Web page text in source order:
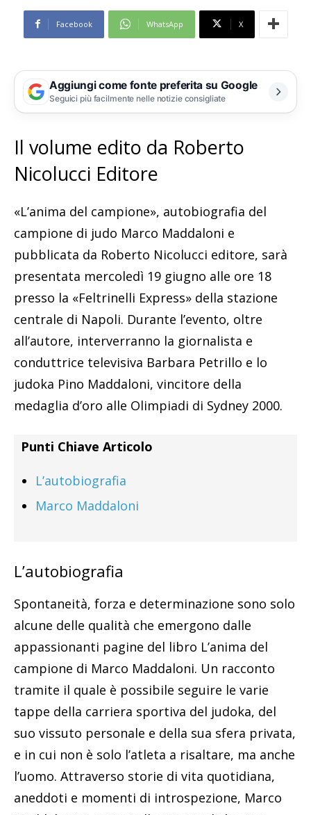
Facebook WhatsApp X
Aggiungi come fonte preferita su Google
Seguici più facilmente nelle notizie consigliate
Il volume edito da Roberto
Nicolucci Editore
«L’anima del campione», autobiografia del
campione di judo Marco Maddaloni e
pubblicata da Roberto Nicolucci editore, sarà
presentata mercoledì 19 giugno alle ore 18
presso la «Feltrinelli Express» della stazione
centrale di Napoli. Durante l’evento, oltre
all’autore, interverranno la giornalista e
conduttrice televisiva Barbara Petrillo e lo
judoka Pino Maddaloni, vincitore della
medaglia d’oro alle Olimpiadi di Sydney 2000.
Punti Chiave Articolo
L’autobiografia
Marco Maddaloni
L’autobiografia
Spontaneità, forza e determinazione sono solo
alcune delle qualità che emergono dalle
appassionanti pagine del libro L’anima del
campione di Marco Maddaloni. Un racconto
tramite il quale è possibile seguire le varie
tappe della carriera sportiva del judoka, del
suo vissuto personale e della sua sfera privata,
e in cui non è solo l’atleta a risaltare, ma anche
l’uomo. Attraverso storie di vita quotidiana,
aneddoti e momenti di introspezione, Marco